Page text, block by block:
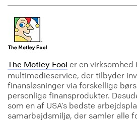
The Motley Fool er en virksomhed
multimedieservice, der tilbyder
finansløsninger via forskellige
personlige finansprodukter.
som en af USA’s bedste
samarbejdsmiljø, der samler alle